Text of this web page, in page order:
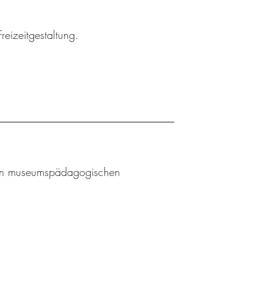
museumspädagogischen